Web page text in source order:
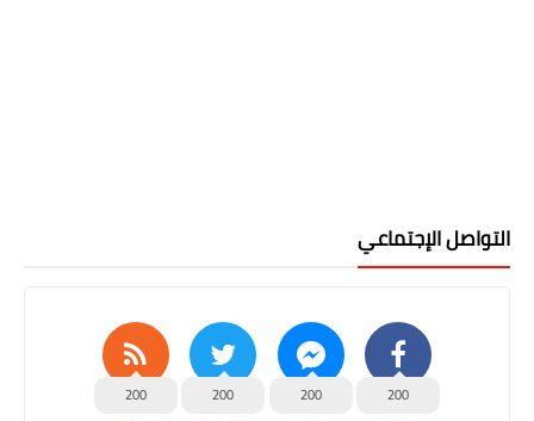
التواصل الإجتماعي
200
200
200
200